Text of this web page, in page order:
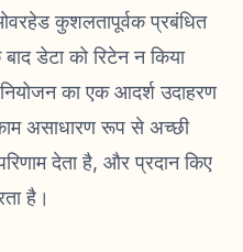
ओवरहेड कुशलतापूर्वक प्रबंधित
डेटा को रिटेन न किया
का एक आदर्श उदाहरण
असाधारण रूप से अच्छी
देता है, और प्रदान किए
है।